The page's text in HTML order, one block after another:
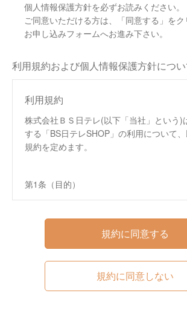
個人情報保護方針を必ずお読みください。
ご同意いただける方は、「同意する」を
お申し込みフォームへお進み下さい。
利用規約および個人情報保護方針につ
利用規約
株式会社ＢＳ日テレ(以下「当社」という)
する「BS日テレSHOP」の利用について
規約を定めます。
第1条（目的）
この規約は、株式会社ＢＳ日テレ（以
いいます。）が運営する通信販売サイ
SHOP」（以下、「本サイト」といい
て提供するサービス（以下、「本サー
この規約は、本サイトへのアクセス、
覧、本サービスを通じた商品の購入な
規約に同意する
規約に同意しない